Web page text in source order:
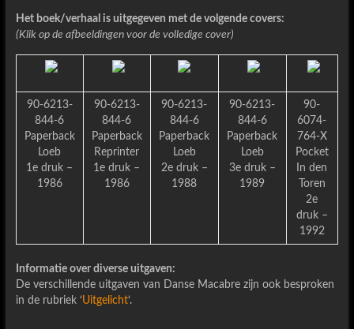
Het boek/verhaal is uitgegeven met de volgende covers:
(Klik op de afbeeldingen voor de volledige cover)
90-6213-
844-6
Paperback
Loeb
1e druk –
1986
90-6213-
844-6
Paperback
Reprinter
1e druk –
1986
90-6213-
844-6
Paperback
Loeb
2e druk –
1988
90-6213-
844-6
Paperback
Loeb
3e druk –
1989
90-
6074-
764-X
Pocket
In den
Toren
2e
druk –
1992
Informatie over diverse uitgaven:
De verschillende uitgaven van Danse Macabre zijn ook besproken
in de rubriek ‘Uitgelicht‘.